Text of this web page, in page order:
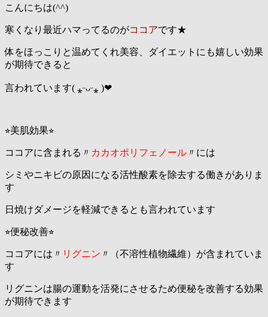
こんにちは(^^)
寒くなり最近ハマってるのがココアです★
体をほっこりと温めてくれ美容、ダイエットにも嬉しい効果
が期待できると
言われています( ⁎ᵕᴗᵕ⁎ )❤︎
⭐︎美肌効果⭐︎
ココアに含まれる〃 カカオポリフェノール 〃には
シミやニキビの原因になる活性酸素を除去する働きがありま
す
日焼けダメージを軽減できるとも言われています
⭐︎便秘改善⭐︎
ココアには〃 リグニン 〃（不溶性植物繊維）が含まれていま
す
リグニンは腸の運動を活発にさせるため便秘を改善する効果
が期待できます